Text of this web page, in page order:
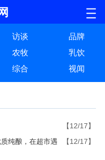
访谈
品牌
农牧
乳饮
综合 视闻
【12/17】
纯酿，在超市遇
【12/17】